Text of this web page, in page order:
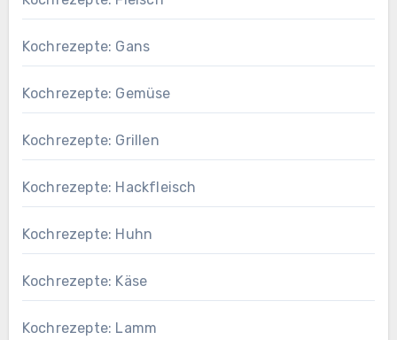
Kochrezepte: Gans
Kochrezepte: Gemüse
Kochrezepte: Grillen
Kochrezepte: Hackfleisch
Kochrezepte: Huhn
Kochrezepte: Käse
Kochrezepte: Lamm